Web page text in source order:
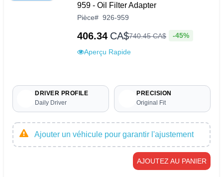
959 - Oil Filter Adapter
Pièce# 926-959
406.34 CA$740.45CA$ -45%
Aperçu Rapide
DRIVER PROFILE
Daily Driver
PRECISION
Original Fit
Ajouter un véhicule pour garantir l'ajustement
AJOUTEZ AU PANIER